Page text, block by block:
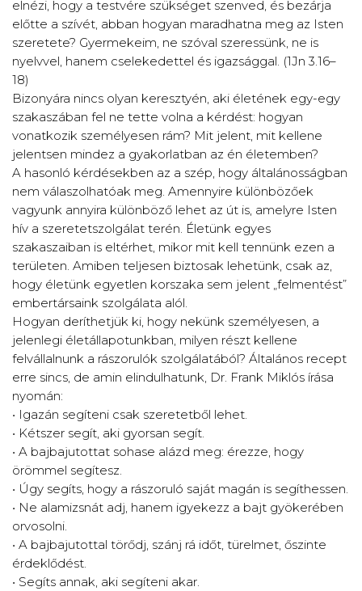
elnézi, hogy a testvére szükséget szenved, és bezárja
előtte a szívét, abban hogyan maradhatna meg az Isten
szeretete? Gyermekeim, ne szóval szeressünk, ne is
nyelvvel, hanem cselekedettel és igazsággal. (1Jn 3.16–
18)
Bizonyára nincs olyan keresztyén, aki életének egy-egy
szakaszában fel ne tette volna a kérdést: hogyan
vonatkozik személyesen rám? Mit jelent, mit kellene
jelentsen mindez a gyakorlatban az én életemben?
A hasonló kérdésekben az a szép, hogy általánosságban
nem válaszolhatóak meg. Amennyire különbözőek
vagyunk annyira különböző lehet az út is, amelyre Isten
hív a szeretetszolgálat terén. Életünk egyes
szakaszaiban is eltérhet, mikor mit kell tennünk ezen a
területen. Amiben teljesen biztosak lehetünk, csak az,
hogy életünk egyetlen korszaka sem jelent „felmentést”
embertársaink szolgálata alól.
Hogyan deríthetjük ki, hogy nekünk személyesen, a
jelenlegi életállapotunkban, milyen részt kellene
felvállalnunk a rászorulók szolgálatából? Általános recept
erre sincs, de amin elindulhatunk, Dr. Frank Miklós írása
nyomán:
• Igazán segíteni csak szeretetből lehet.
• Kétszer segít, aki gyorsan segít.
• A bajbajutottat sohase alázd meg: érezze, hogy
örömmel segítesz.
• Úgy segíts, hogy a rászoruló saját magán is segíthessen.
• Ne alamizsnát adj, hanem igyekezz a bajt gyökerében
orvosolni.
• A bajbajutottal törődj, szánj rá időt, türelmet, őszinte
érdeklődést.
• Segíts annak, aki segíteni akar.